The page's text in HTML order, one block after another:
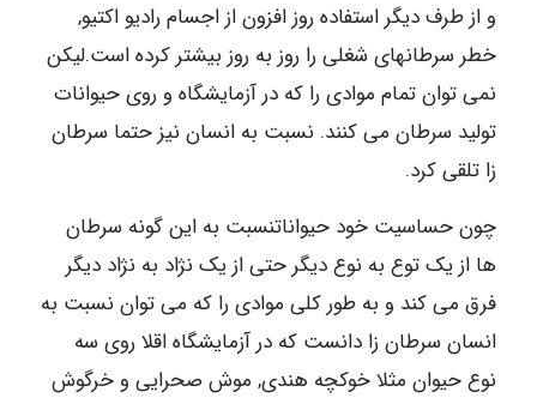
و از طرف دیگر استفاده روز افزون از اجسام رادیو اکتیو,
خطر سرطانهای شغلی را روز به روز بیشتر کرده است.لیکن
نمی توان تمام موادی را که در آزمایشگاه و روی حیوانات
تولید سرطان می کنند. نسبت به انسان نیز حتما سرطان
زا تلقی کرد.
چون حساسیت خود حیواناتنسبت به این گونه سرطان
ها از یک توع به نوع دیگر حتی از یک نژاد به نژاد دیگر
فرق می کند و به طور کلی موادی را که می توان نسبت به
انسان سرطان زا دانست که در آزمایشگاه اقلا روی سه
نوع حیوان مثلا خوکچه هندی, موش صحرایی و خرگوش